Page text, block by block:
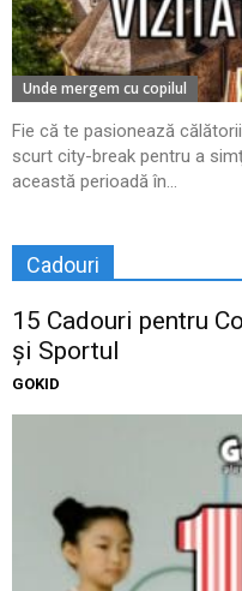
Unde mergem cu copilul
Fie că te pasionează
scurt city-break pentru a
această perioadă în...
Cadouri
15 Cadouri pentru
și Sportul
GOKID